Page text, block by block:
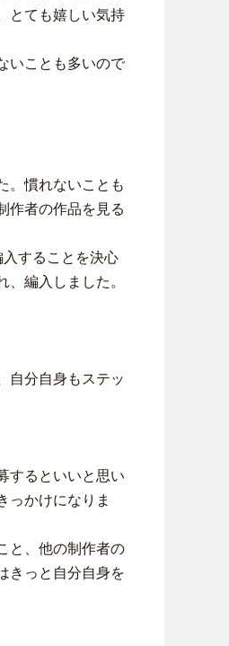
とても嬉しい気持
いことも多いので
。慣れないことも
作者の作品を見る
することを決心
編入しました。
自分自身もステッ
するといいと思い
っかけになりま
と、他の制作者の
きっと自分自身を